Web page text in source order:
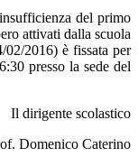
del primo
attivati dalla scuola
2016) è fissata per
presso la sede del
Il dirigente scolastico
Domenico Caterino